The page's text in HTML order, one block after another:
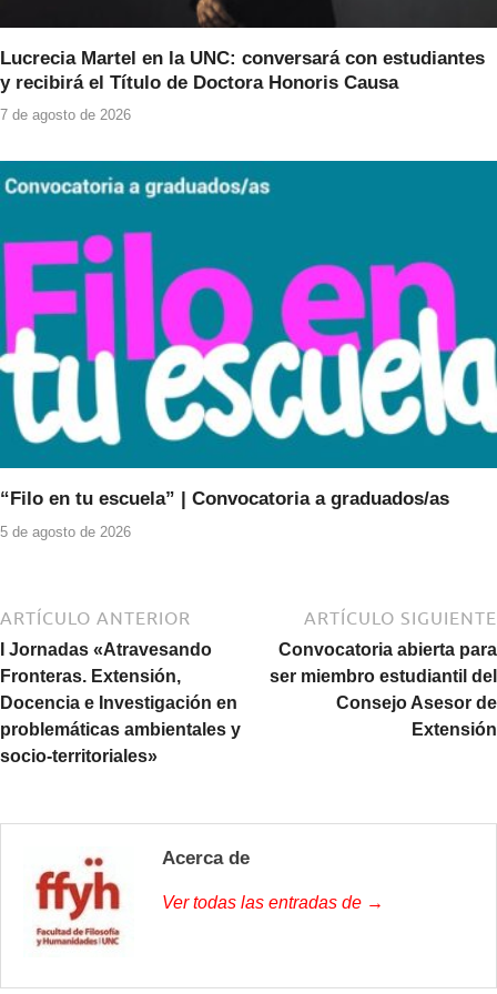
Lucrecia Martel en la UNC: conversará con estudiantes
y recibirá el Título de Doctora Honoris Causa
7 de agosto de 2026
“Filo en tu escuela” | Convocatoria a graduados/as
5 de agosto de 2026
ARTÍCULO ANTERIOR
I Jornadas «Atravesando
Fronteras. Extensión,
Docencia e Investigación en
problemáticas ambientales y
socio-territoriales»
ARTÍCULO SIGUIENTE
Convocatoria abierta para
ser miembro estudiantil del
Consejo Asesor de
Extensión
Acerca de
Ver todas las entradas de →